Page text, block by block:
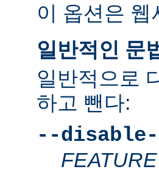
이 옵션은
일반적인 문
일반적으로
하고 뺀다:
--disable-
FEATURE